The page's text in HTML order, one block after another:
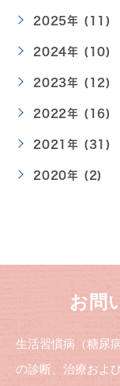
2025年 (11)
2024年 (10)
2023年 (12)
2022年 (16)
2021年 (31)
2020年 (2)
お問
生活習慣病（糖尿
の診断、治療およ